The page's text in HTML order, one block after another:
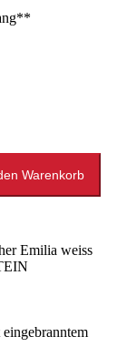
Warenkorb
Emilia weiss